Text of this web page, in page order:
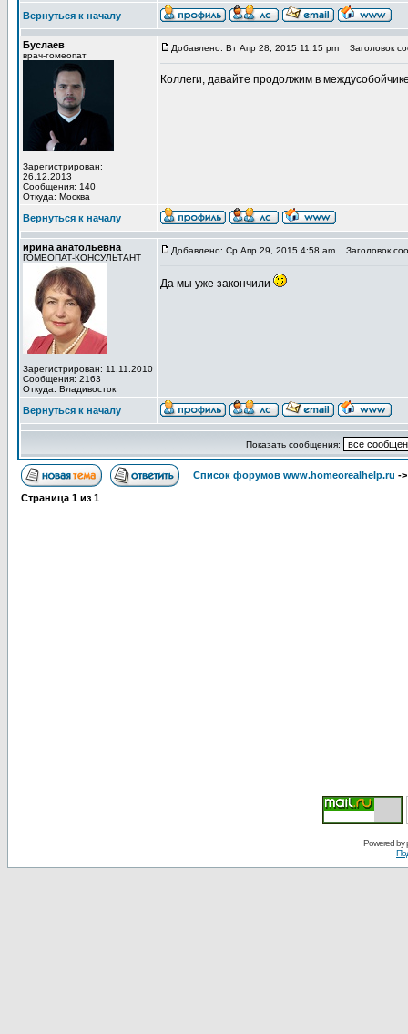
Вернуться к началу
Буслаев
врач-гомеопат
Зарегистрирован:
26.12.2013
Сообщения: 140
Откуда: Москва
Добавлено: Вт Апр 28, 2015 11:15 pm Заголовок
Коллеги, давайте продолжим в
Вернуться к началу
ирина анатольевна
ГОМЕОПАТ-КОНСУЛЬТАНТ
Зарегистрирован: 11.11.2010
Сообщения: 2163
Откуда: Владивосток
Добавлено: Ср Апр 29, 2015 4:58 am Заголовок
Да мы уже закончили
Вернуться к началу
Показать сообщения:
Список форумов www.homeorealhelp.ru -
Страница 1 из 1
Powered by